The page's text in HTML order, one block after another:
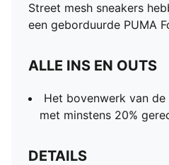
Street mesh sneakers
een geborduurde PUMA
ALLE INS EN OUTS
Het bovenwerk van
met minstens 20%
DETAILS